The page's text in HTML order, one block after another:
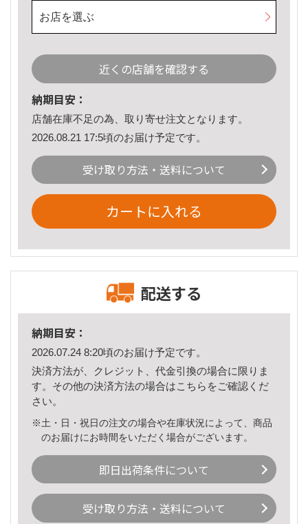
お店を選ぶ
近くの店舗を確認する
納期目安：
店舗在庫不足の為、取り寄せ注文となります。
2026.08.21 17:5頃のお届け予定です。
受け取り方法・送料について
カートに入れる
配送する
納期目安：
2026.07.24 8:20頃のお届け予定です。
決済方法が、クレジット、代金引換の場合に限りま
す。その他の決済方法の場合はこちら をご確認くだ
さい。
※土・日・祝日の注文の場合や在庫状況によって、商品
のお届けにお時間をいただく場合がございます。
即日出荷条件について
受け取り方法・送料について